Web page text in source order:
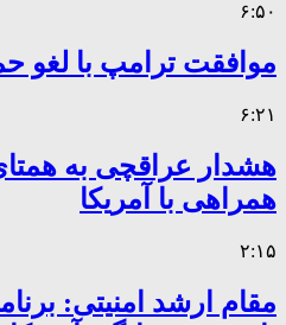
۶:۵۰
موافقت ترامپ با لغو
۶:۲۱
هشدار عراقچی به
همراهی با آمریکا
۲:۱۵
مقام ارشد امنیتی: